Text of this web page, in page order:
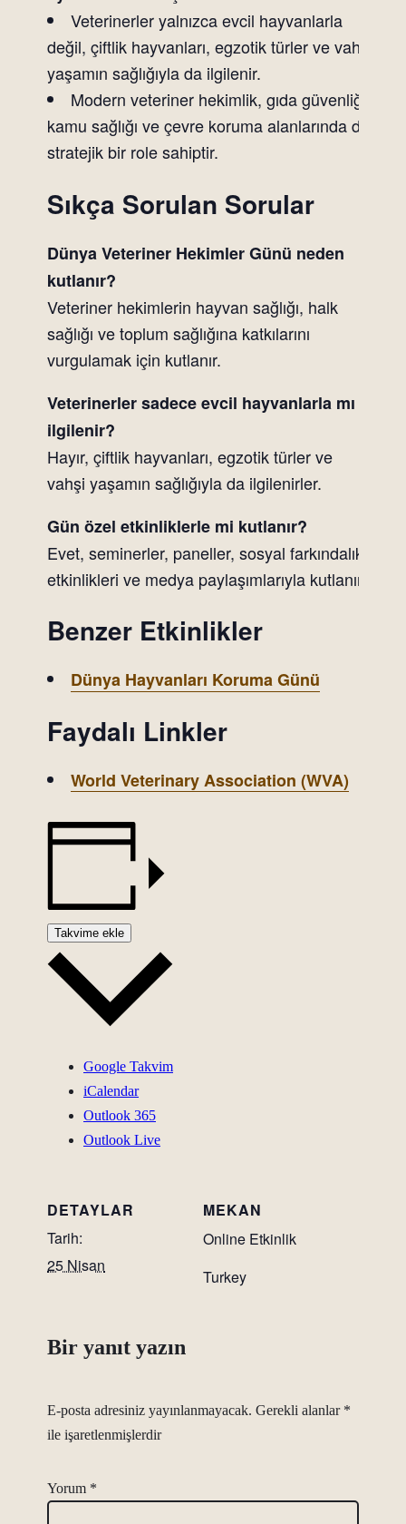
Veterinerler yalnızca evcil hayvanlarla
değil, çiftlik hayvanları, egzotik türler ve vahşi
yaşamın sağlığıyla da ilgilenir.
Modern veteriner hekimlik, gıda güvenliği,
kamu sağlığı ve çevre koruma alanlarında da
stratejik bir role sahiptir.
Sıkça Sorulan Sorular
Dünya Veteriner Hekimler Günü neden
kutlanır?
Veteriner hekimlerin hayvan sağlığı, halk
sağlığı ve toplum sağlığına katkılarını
vurgulamak için kutlanır.
Veterinerler sadece evcil hayvanlarla mı
ilgilenir?
Hayır, çiftlik hayvanları, egzotik türler ve
vahşi yaşamın sağlığıyla da ilgilenirler.
Gün özel etkinliklerle mi kutlanır?
Evet, seminerler, paneller, sosyal farkındalık
etkinlikleri ve medya paylaşımlarıyla kutlanır.
Benzer Etkinlikler
Dünya Hayvanları Koruma Günü
Faydalı Linkler
World Veterinary Association (WVA)
Takvime ekle
Google Takvim
iCalendar
Outlook 365
Outlook Live
DETAYLAR
Tarih:
25 Nisan
MEKAN
Online Etkinlik
Turkey
Bir yanıt yazın
E-posta adresiniz yayınlanmayacak. Gerekli alanlar *
ile işaretlenmişlerdir
Yorum *